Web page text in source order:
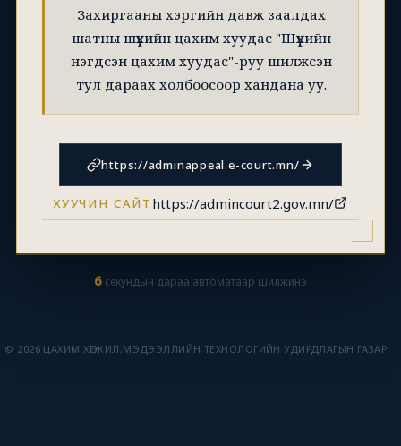
Захиргааны хэргийн давж заалдах
шатны шүүхийн цахим хуудас "Шүүхийн
нэгдсэн цахим хуудас"-руу шилжсэн
тул дараах холбоосоор хандана уу.
https://adminappeal.e-court.mn/
ХУУЧИН САЙТ https://admincourt2.gov.mn/
6 секундын дараа автоматаар шилжинэ
© 2026 ЦАХИМ ХӨГЖИЛ,МЭДЭЭЛЛИЙН ТЕХНОЛОГИЙН УДИРДЛАГЫН ГАЗАР